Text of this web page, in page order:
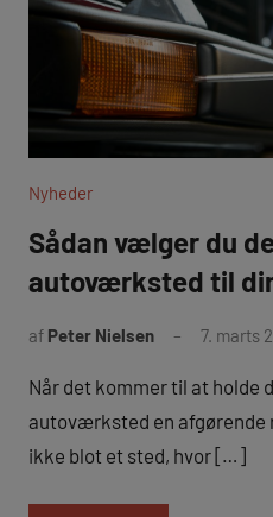
Nyheder
Sådan vælger du
autoværksted til
af Peter Nielsen 7. marts
Når det kommer til at holde
autoværksted en
ikke blot et sted, hvor […]